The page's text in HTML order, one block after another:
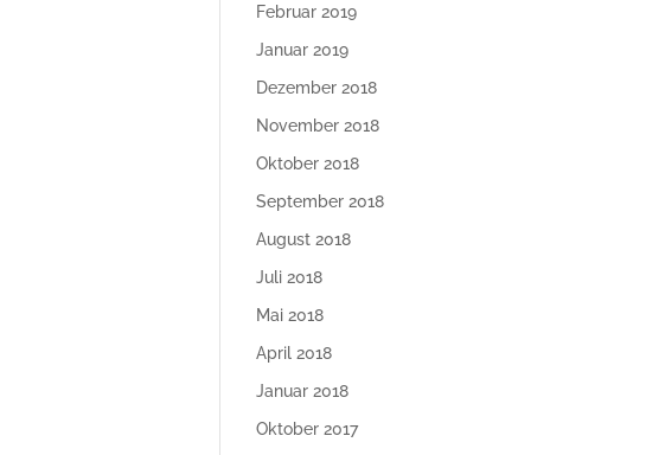
Februar 2019
Januar 2019
Dezember 2018
November 2018
Oktober 2018
September 2018
August 2018
Juli 2018
Mai 2018
April 2018
Januar 2018
Oktober 2017